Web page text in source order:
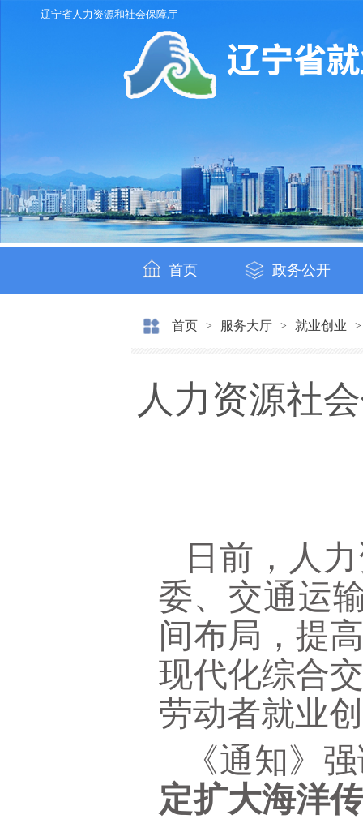
辽宁省人力资源和社会保障厅
首页 政务公开
首页 > 服务大厅 > 就业创业 >
人力资源社
日前，人
委、交通运
间布局，提
现代化综合
劳动者就业
《通知》
定扩大海洋